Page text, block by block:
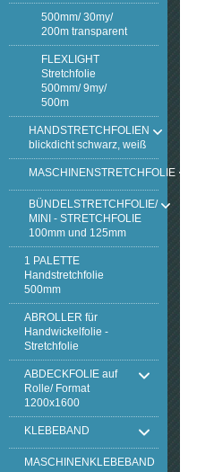
500mm/ 30my/
200m transparent
FLEXLIGHT
Stretchfolie
500mm/ 9my/
500m
HANDSTRETCHFOLIEN
blickdicht schwarz, weiß
MASCHINENSTRETCHFOLIE
BÜNDELSTRETCHFOLIE/
MINI - STRETCHFOLIE
100mm und 125mm
1 PALETTE
Handstretchfolie
500mm
ABROLLER für
Handwickelfolie -
Stretchfolie
ABDECKFOLIE auf
Rolle/ Format
1200x1600
KLEBEBAND
MASCHINENKLEBEBAND